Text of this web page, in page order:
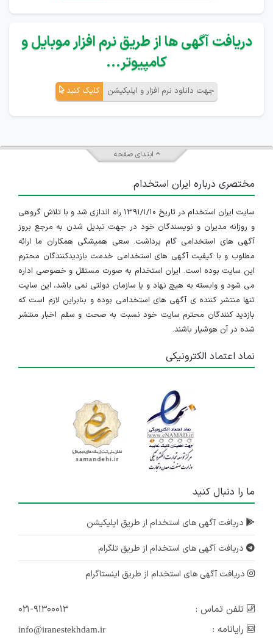
دریافت آگهی ها از طریق نرم افزار موبایل و
کامپیوتر...
جهت دانلود نرم افزار و اپلیکیشن کلیک کنید
ابتدای صفحه
مختصری درباره ایران استخدام
سایت ایران استخدام در تاریخ ۱۳۹۱/۱/۱۰ راه اندازی شد و با تلاش گروهی
و روزانه مدیران و نویسندگان خود در جهت تبدیل شدن به مرجع بروز
آگهی های استخدامی گام برداشت. سعی همیشگی همکاران ما ارائه
مطلوب و با کیفیت آگهی های استخدامی خدمت بازدیدکنندگان محترم
این سایت بوده است. ایران استخدام به صورت مستقل و خصوصی اداره
می شود و وابسته به هیچ نهاد و یا سازمان دولتی نمی باشد، این سایت
تنها منتشر کننده ی آگهی های استخدامی بوده و بنابراین لازم است که
بازدید کنندگان محترم سایت خود نسبت به صحت و سقم اخبار منتشر
شده در آن هوشیار باشند.
نماد اعتماد الکترونیکی
ما را دنبال کنید
دریافت آگهی های استخدام از طریق اپلیکیشن
دریافت آگهی های استخدام از طریق تلگرام
دریافت آگهی های استخدام از طریق اینستاگرام
تلفن تماس :
۰۲۱-۹۱۳۰۰۰۱۳
رایانامه :
info@iranestekhdam.ir